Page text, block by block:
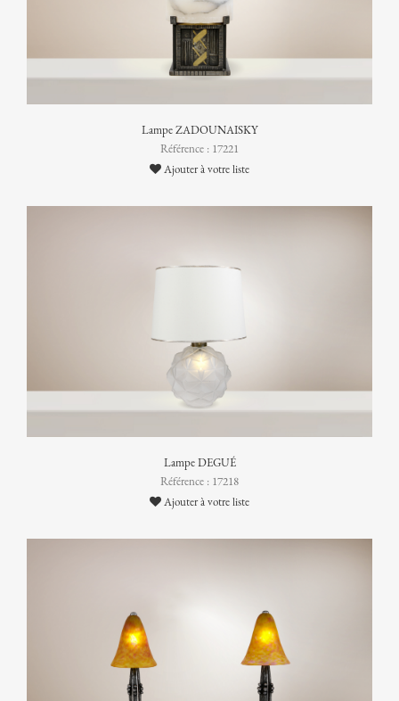
Lampe ZADOUNAISKY
Référence : 17221
Ajouter à votre liste
Lampe DEGUÉ
Référence : 17218
Ajouter à votre liste